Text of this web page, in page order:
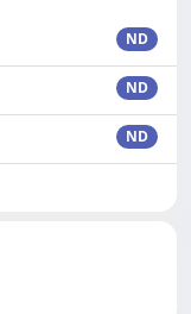
ND
ND
ND